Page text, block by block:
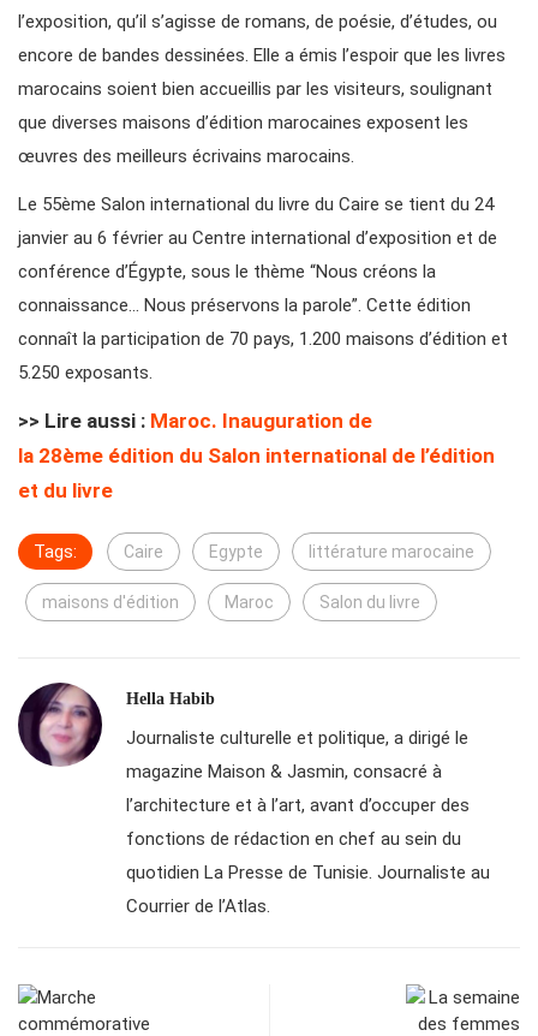
l’exposition, qu’il s’agisse de romans, de poésie, d’études, ou
encore de bandes dessinées. Elle a émis l’espoir que les livres
marocains soient bien accueillis par les visiteurs, soulignant
que diverses maisons d’édition marocaines exposent les
œuvres des meilleurs écrivains marocains.
Le 55ème Salon international du livre du Caire se tient du 24
janvier au 6 février au Centre international d’exposition et de
conférence d’Égypte, sous le thème “Nous créons la
connaissance… Nous préservons la parole”. Cette édition
connaît la participation de 70 pays, 1.200 maisons d’édition et
5.250 exposants.
>> Lire aussi : Maroc. Inauguration de
la 28ème édition du Salon international de l’édition
et du livre
Tags: Caire Egypte littérature marocaine
maisons d'édition Maroc Salon du livre
Hella Habib
Journaliste culturelle et politique, a dirigé le
magazine Maison & Jasmin, consacré à
l’architecture et à l’art, avant d’occuper des
fonctions de rédaction en chef au sein du
quotidien La Presse de Tunisie. Journaliste au
Courrier de l’Atlas.